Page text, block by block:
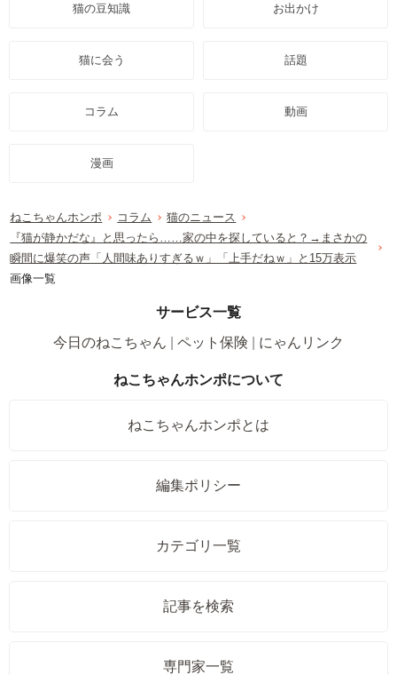
猫の豆知識 お出かけ
猫に会う 話題
コラム 動画
漫画
ねこちゃんホンポ コラム
猫のニュース
『猫が静かだな』と思ったら……家の中を探していると？→まさかの
瞬間に爆笑の声「人間味ありすぎるｗ」「上手だねｗ」と15万表示
画像一覧
サービス一覧
今日のねこちゃん
ペット保険 にゃんリンク
ねこちゃんホンポについて
ねこちゃんホンポとは
編集ポリシー
カテゴリ一覧
記事を検索
専門家一覧